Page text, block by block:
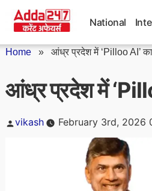
National
Home » आंध्र प्रदेश में ‘Pilloo AI’
आंध्र प्रदेश में
Posted
vikash February 3rd, 2026